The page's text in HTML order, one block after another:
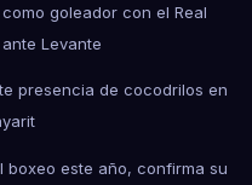
goleador con el Real
Levante
presencia de cocodrilos en
boxeo este año, confirma su